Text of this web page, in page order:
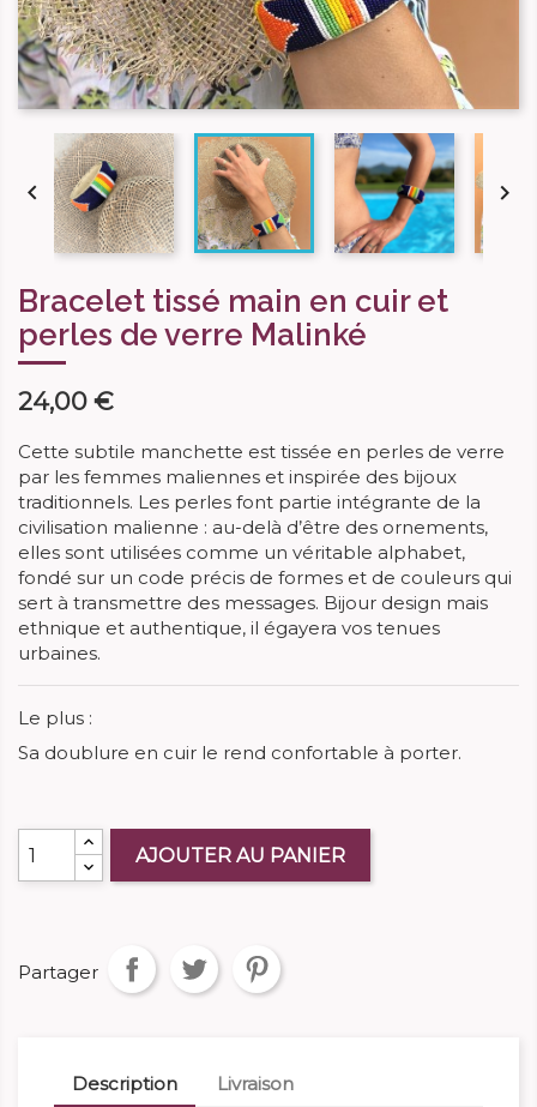
 
Bracelet tissé main en cuir et
perles de verre Malinké
24,00 €
Cette subtile manchette est tissée en perles de verre
par les femmes maliennes et inspirée des bijoux
traditionnels. Les perles font partie intégrante de la
civilisation malienne : au-delà d’être des ornements,
elles sont utilisées comme un véritable alphabet,
fondé sur un code précis de formes et de couleurs qui
sert à transmettre des messages. Bijour design mais
ethnique et authentique, il égayera vos tenues
urbaines.
Le plus :
Sa doublure en cuir le rend confortable à porter.
AJOUTER AU PANIER
Partager
Description Livraison